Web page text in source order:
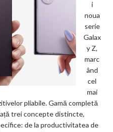
i
noua
serie
Galax
y Z,
marc
ând
cel
mai
pliabile. Gamă completă
trei concepte distincte,
de la productivitatea de